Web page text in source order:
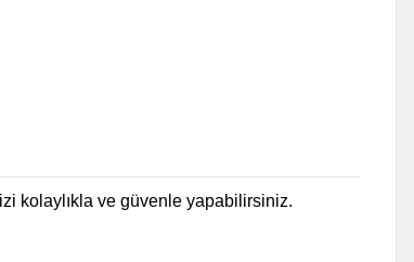
kolaylıkla ve güvenle yapabilirsiniz.